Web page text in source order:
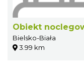
Obiekt
Bielsko-Biała
3.99 km